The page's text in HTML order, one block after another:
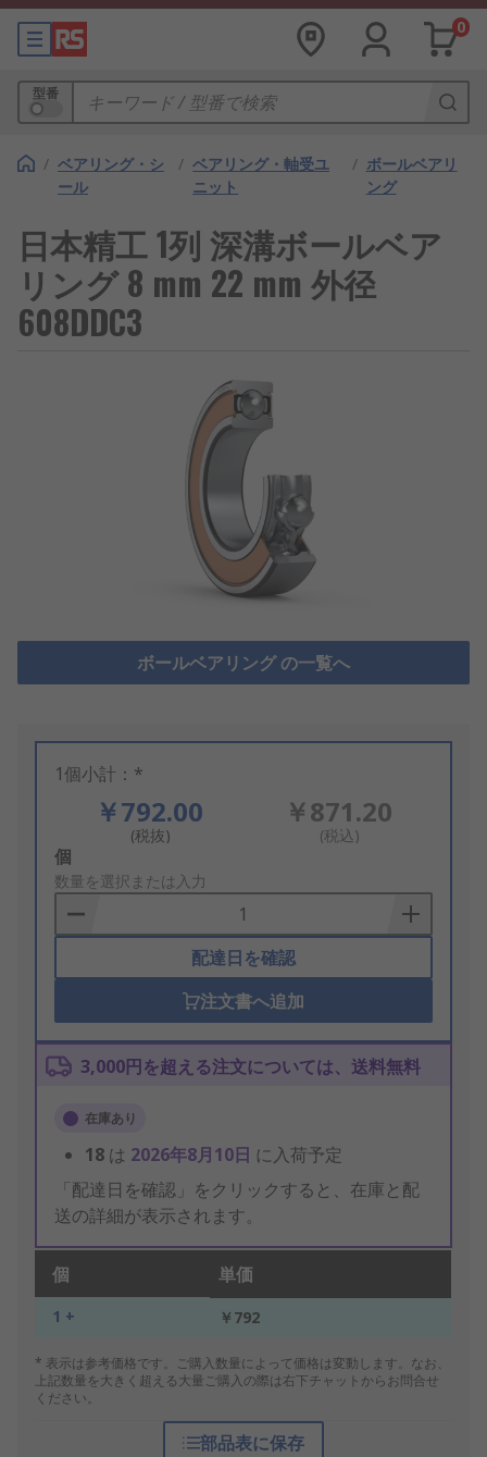
0
型番
/ ベアリング・シ
ール
/ ベアリング・軸受ユ
ニット
/ ボールベアリ
ング
日本精工 1列 深溝ボールベア
リング 8 mm 22 mm 外径
608DDC3
ボールベアリング の一覧へ
1個小計：*
￥792.00
(税抜)
￥871.20
(税込)
Add
to
Basket
個
数量を選択または入力
配達日を確認
注文書へ追加
3,000円を超える注文については、送料無料
在庫あり
18 は 2026年8月10日 に入荷予定
「配達日を確認」をクリックすると、在庫と配
送の詳細が表示されます。
個 単価
1 + ￥792
* 表示は参考価格です。ご購入数量によって価格は変動します。なお、
上記数量を大きく超える大量ご購入の際は右下チャットからお問合せ
ください。
部品表に保存